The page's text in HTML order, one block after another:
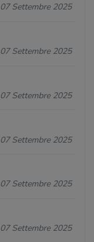
07 Settembre 2025
07 Settembre 2025
07 Settembre 2025
07 Settembre 2025
07 Settembre 2025
07 Settembre 2025